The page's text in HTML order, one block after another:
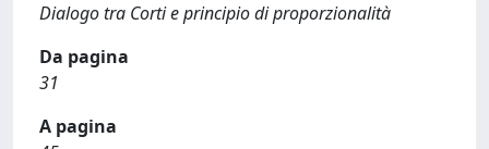
Dialogo tra Corti e principio di proporzionalità
Da pagina
31
A pagina